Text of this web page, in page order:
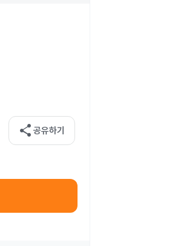
share 공유하기